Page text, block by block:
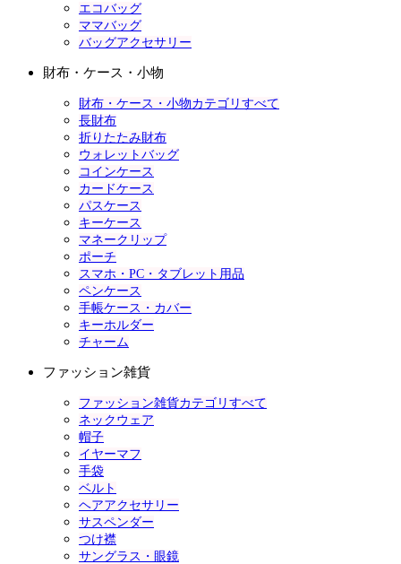
エコバッグ
ママバッグ
バッグアクセサリー
財布・ケース・小物
財布・ケース・小物カテゴリすべて
長財布
折りたたみ財布
ウォレットバッグ
コインケース
カードケース
パスケース
キーケース
マネークリップ
ポーチ
スマホ・PC・タブレット用品
ペンケース
手帳ケース・カバー
キーホルダー
チャーム
ファッション雑貨
ファッション雑貨カテゴリすべて
ネックウェア
帽子
イヤーマフ
手袋
ベルト
ヘアアクセサリー
サスペンダー
つけ襟
サングラス・眼鏡